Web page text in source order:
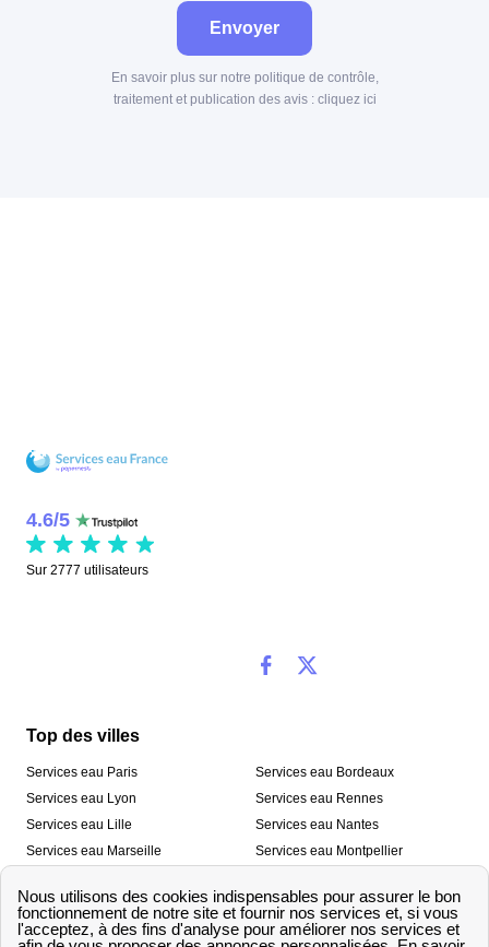
Envoyer
En savoir plus sur notre politique de contrôle,
traitement et publication des avis : cliquez ici
4.6/5
Sur 2777 utilisateurs
Top des villes
Services eau Paris
Services eau Lyon
Services eau Lille
Services eau Marseille
Services eau Toulon
Services eau Bordeaux
Services eau Rennes
Services eau Nantes
Services eau Montpellier
Services eau Strasbourg